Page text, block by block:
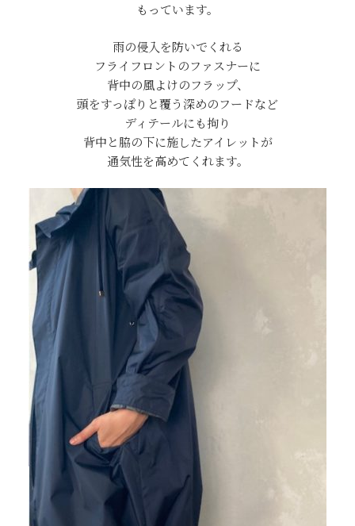
もっています。
雨の侵入を防いでくれる
フライフロントのファスナーに
背中の風よけのフラップ、
頭をすっぽりと覆う深めのフードなど
ディテールにも拘り
背中と脇の下に施したアイレットが
通気性を高めてくれます。